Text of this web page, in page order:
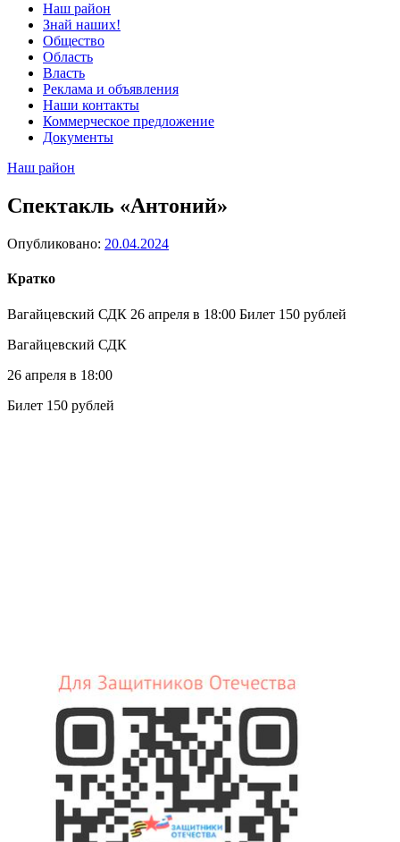
Наш район
Знай наших!
Общество
Область
Власть
Реклама и объявления
Наши контакты
Коммерческое предложение
Документы
Наш район
Спектакль «Антоний»
Опубликовано: 20.04.2024
Кратко
Вагайцевский СДК 26 апреля в 18:00 Билет 150 рублей
Вагайцевский СДК
26 апреля в 18:00
Билет 150 рублей